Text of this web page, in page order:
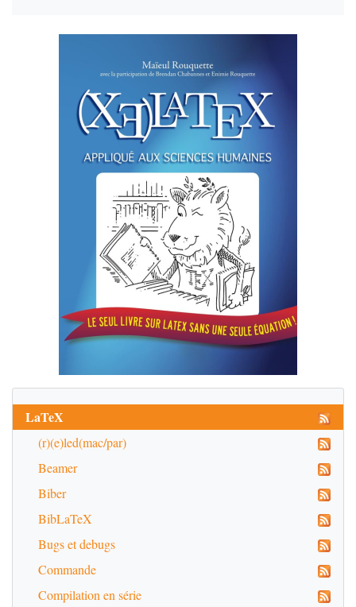
LaTeX
(r)(e)led(mac/par)
Beamer
Biber
BibLaTeX
Bugs et debugs
Commande
Compilation en série